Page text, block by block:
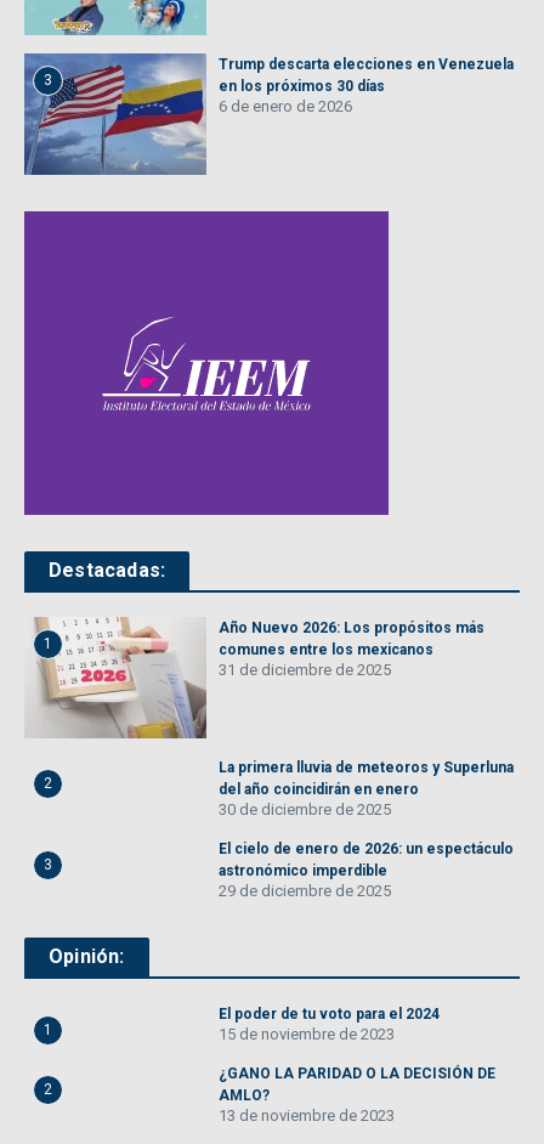
3
Trump descarta elecciones en Venezuela
en los próximos 30 días
6 de enero de 2026
Destacadas:
1
Año Nuevo 2026: Los propósitos más
comunes entre los mexicanos
31 de diciembre de 2025
2
La primera lluvia de meteoros y Superluna
del año coincidirán en enero
30 de diciembre de 2025
3
El cielo de enero de 2026: un espectáculo
astronómico imperdible
29 de diciembre de 2025
Opinión:
1
El poder de tu voto para el 2024
15 de noviembre de 2023
2
¿GANO LA PARIDAD O LA DECISIÓN DE
AMLO?
13 de noviembre de 2023